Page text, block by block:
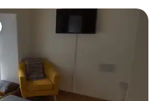
en beğenilenler arasında